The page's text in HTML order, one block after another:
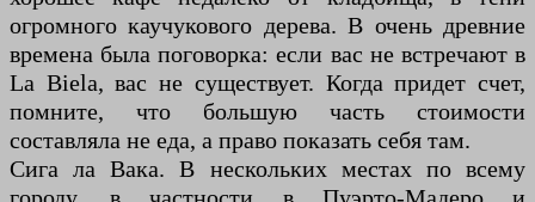
огромного каучукового дерева. В очень древние
времена была поговорка: если вас не встречают в
La Biela, вас не существует. Когда придет счет,
помните, что большую часть стоимости
составляла не еда, а право показать себя там.
Сига ла Вака. В нескольких местах по всему